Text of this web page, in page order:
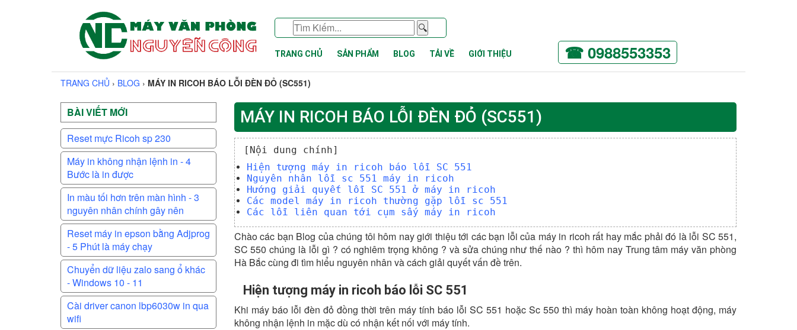
🔍
TRANG CHỦ SẢN PHẨM BLOG TẢI VỀ GIỚI THIỆU ☎ 0988553353
TRANG CHỦ › BLOG › MÁY IN RICOH BÁO LỖI ĐÈN ĐỎ (SC551)
BÀI VIẾT MỚI
Reset mực Ricoh sp 230
Máy in không nhận lệnh in - 4
Bước là in được
In màu tối hơn trên màn hình - 3
nguyên nhân chính gây nên
Reset máy in epson bằng Adjprog
- 5 Phút là máy chạy
Chuyển dữ liệu zalo sang ổ khác
- Windows 10 - 11
Cài driver canon lbp6030w in qua
wifi
MÁY IN RICOH BÁO LỖI ĐÈN ĐỎ (SC551)
[Nội dung chính]
Hiện tượng máy in ricoh báo lỗi SC 551
Nguyên nhân lỗi sc 551 máy in ricoh
Hướng giải quyết lỗi SC 551 ở máy in ricoh
Các model máy in ricoh thường gặp lỗi sc 551
Các lỗi liên quan tới cụm sấy máy in ricoh
Chào các bạn Blog của chúng tôi hôm nay giới thiệu tới các bạn lỗi của máy in ricoh rất hay mắc phải đó là lỗi SC 551,
SC 550 chúng là lỗi gì ? có nghiêm trọng không ? và sửa chúng như thế nào ? thì hôm nay Trung tâm máy văn phòng
Hà Bắc cùng đi tìm hiểu nguyên nhân và cách giải quyết vấn đề trên.
Hiện tượng máy in ricoh báo lỗi SC 551
Khi máy báo lỗi đèn đỏ đồng thời trên máy tính báo lỗi SC 551 hoặc Sc 550 thì máy hoàn toàn không hoạt động, máy
không nhận lệnh in mặc dù có nhận kết nối với máy tính.